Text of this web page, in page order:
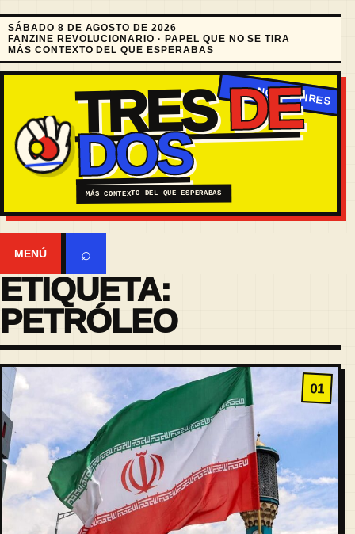
SÁBADO 8 DE AGOSTO DE 2026
FANZINE REVOLUCIONARIO · PAPEL QUE NO SE TIRA
MÁS CONTEXTO DEL QUE ESPERABAS
TRESDE
DOS
MÁS CONTEXTO DEL QUE ESPERABAS
MENÚ ⌕
ETIQUETA:
PETRÓLEO
01